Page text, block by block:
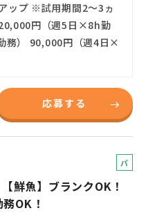
ップ ※試用期間2～3ヵ
円（週5日×8h勤
務） 90,000円（週4日×
応募する
パ
鮮魚】ブランクOK！
OK！